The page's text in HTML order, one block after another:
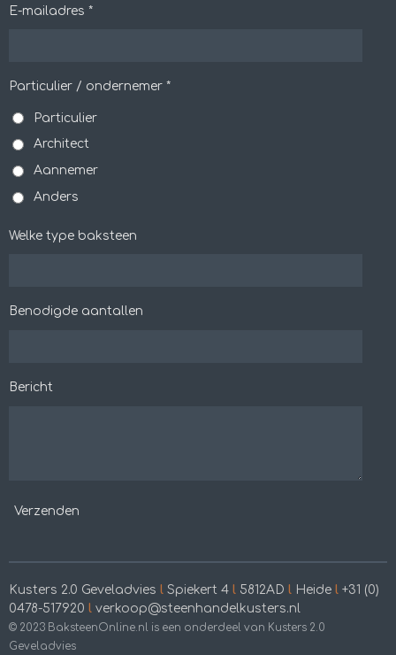
E-mailadres *
Particulier / ondernemer *
Particulier
Architect
Aannemer
Anders
Welke type baksteen
Benodigde aantallen
Bericht
Verzenden
Kusters 2.0 Geveladvies l Spiekert 4 l 5812AD l Heide l +31 (0)
0478-517920 l verkoop@steenhandelkusters.nl
© 2023 BaksteenOnline.nl is een onderdeel van Kusters 2.0
Geveladvies